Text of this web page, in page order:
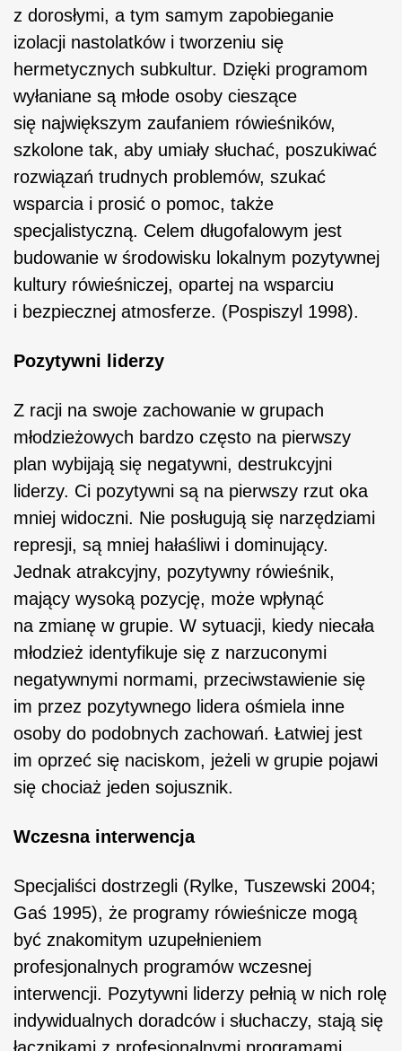
z dorosłymi, a tym samym zapobieganie
izolacji nastolatków i tworzeniu się
hermetycznych subkultur. Dzięki programom
wyłaniane są młode osoby cieszące
się największym zaufaniem rówieśników,
szkolone tak, aby umiały słuchać, poszukiwać
rozwiązań trudnych problemów, szukać
wsparcia i prosić o pomoc, także
specjalistyczną. Celem długofalowym jest
budowanie w środowisku lokalnym pozytywnej
kultury rówieśniczej, opartej na wsparciu
i bezpiecznej atmosferze. (Pospiszyl 1998).
Pozytywni liderzy
Z racji na swoje zachowanie w grupach
młodzieżowych bardzo często na pierwszy
plan wybijają się negatywni, destrukcyjni
liderzy. Ci pozytywni są na pierwszy rzut oka
mniej widoczni. Nie posługują się narzędziami
represji, są mniej hałaśliwi i dominujący.
Jednak atrakcyjny, pozytywny rówieśnik,
mający wysoką pozycję, może wpłynąć
na zmianę w grupie. W sytuacji, kiedy niecała
młodzież identyfikuje się z narzuconymi
negatywnymi normami, przeciwstawienie się
im przez pozytywnego lidera ośmiela inne
osoby do podobnych zachowań. Łatwiej jest
im oprzeć się naciskom, jeżeli w grupie pojawi
się chociaż jeden sojusznik.
Wczesna interwencja
Specjaliści dostrzegli (Rylke, Tuszewski 2004;
Gaś 1995), że programy rówieśnicze mogą
być znakomitym uzupełnieniem
profesjonalnych programów wczesnej
interwencji. Pozytywni liderzy pełnią w nich rolę
indywidualnych doradców i słuchaczy, stają się